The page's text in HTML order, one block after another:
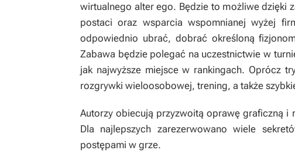
wirtualnego alter ego. Będzie to możliwe dzięki
postaci oraz wsparcia wspomnianej wyżej
odpowiednio ubrać, dobrać określoną
Zabawa będzie polegać na uczestnictwie w
jak najwyższe miejsce w rankingach. Oprócz
rozgrywki wieloosobowej, trening, a także
Autorzy obiecują przyzwoitą oprawę graficzną i
Dla najlepszych zarezerwowano wiele
postępami w grze.